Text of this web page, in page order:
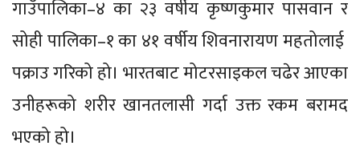
गाउँपालिका–४ का २३ वर्षीय कृष्णकुमार पासवान र
सोही पालिका–१ का ४१ वर्षीय शिवनारायण महतोलाई
पक्राउ गरिको हो। भारतबाट मोटरसाइकल चढेर आएका
उनीहरूको शरीर खानतलासी गर्दा उक्त रकम बरामद
भएको हो।